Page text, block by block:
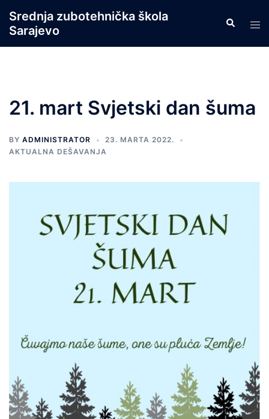
content
Srednja zubotehnička škola
Sarajevo
Search
21. mart Svjetski dan šuma
BY ADMINISTRATOR
23. MARTA 2022.
AKTUALNA DEŠAVANJA